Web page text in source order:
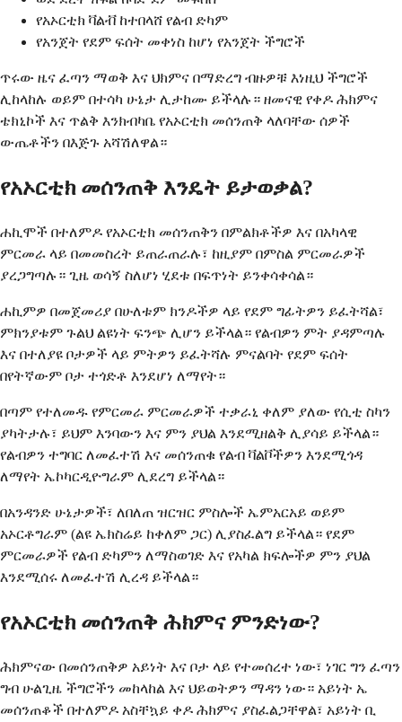
የአኦርቲክ ቫልቭ ከተበላሸ የልብ ድካም
የአንጀት የደም ፍሰት መቀነስ ከሆነ የአንጀት ችግሮች
ጥሩው ዜና ፈጣን ማወቅ እና ህክምና በማድረግ ብዙዎቹ እነዚህ ችግሮች
ሊከላከሉ ወይም በተሳካ ሁኔታ ሊታከሙ ይችላሉ። ዘመናዊ የቀዶ ሕክምና
ቴክኒኮች እና ጥልቅ እንክብካቤ የአኦርቲክ መሰንጠቅ ላለባቸው ሰዎች
ውጤቶችን በእጅጉ አሻሽለዋል።
የአኦርቲክ መሰንጠቅ እንዴት ይታወቃል?
ሐኪሞች በተለምዶ የአኦርቲክ መሰንጠቅን በምልክቶችዎ እና በአካላዊ
ምርመራ ላይ በመመስረት ይጠራጠራሉ፣ ከዚያም በምስል ምርመራዎች
ያረጋግጣሉ። ጊዜ ወሳኝ ስለሆነ ሂደቱ በፍጥነት ይንቀሳቀሳል።
ሐኪምዎ በመጀመሪያ በሁለቱም ክንዶችዎ ላይ የደም ግፊትዎን ይፈትሻል፣
ምክንያቱም ጉልህ ልዩነት ፍንጭ ሊሆን ይችላል። የልብዎን ምት ያዳምጣሉ
እና በተለያዩ ቦታዎች ላይ ምትዎን ይፈትሻሉ ምናልባት የደም ፍሰት
በየትኛውም ቦታ ተጎድቶ እንደሆነ ለማየት።
በጣም የተለመዱ የምርመራ ምርመራዎች ተቃራኒ ቀለም ያለው የሲቲ ስካን
ያካትታሉ፣ ይህም እንባውን እና ምን ያህል እንደሚዘልቅ ሊያሳይ ይችላል።
የልብዎን ተግባር ለመፈተሽ እና መሰንጠቁ የልብ ቫልቮችዎን እንደሚጎዳ
ለማየት ኤኮካርዲዮግራም ሊደረግ ይችላል።
በአንዳንድ ሁኔታዎች፣ ለበለጠ ዝርዝር ምስሎች ኤምአርአይ ወይም
አኦርቶግራም (ልዩ ኤክስሬይ ከቀለም ጋር) ሊያስፈልግ ይችላል። የደም
ምርመራዎች የልብ ድካምን ለማስወገድ እና የአካል ክፍሎችዎ ምን ያህል
እንደሚሰሩ ለመፈተሽ ሊረዳ ይችላል።
የአኦርቲክ መሰንጠቅ ሕክምና ምንድነው?
ሕክምናው በመሰንጠቅዎ አይነት እና ቦታ ላይ የተመሰረተ ነው፣ ነገር ግን ፈጣን
ግብ ሁልጊዜ ችግሮችን መከላከል እና ህይወትዎን ማዳን ነው። አይነት ኤ
መሰንጠቆች በተለምዶ አስቸኳይ ቀዶ ሕክምና ያስፈልጋቸዋል፣ አይነት ቢ